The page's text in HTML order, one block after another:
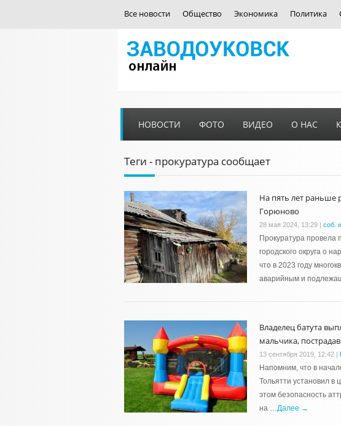
Все новости Общество Экономика Политика
НОВОСТИ ФОТО ВИДЕО О НАС
Теги - прокуратура сообщает
На пять лет раньше
Горюново
28 мая 2024, 13:29 | соб.
Прокуратура провела
городского округа о
что в 2023 году
аварийным и
Владелец батута
мальчика,
13 сентября 2019, 12:42 |
Напомним, что в
Тольятти установил в
этом безопасность
на …Далее →